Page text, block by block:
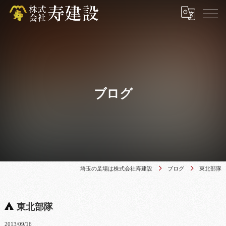
ブログ
埼玉の足場は株式会社寿建設 ブログ 東北部隊
東北部隊
2013/09/16